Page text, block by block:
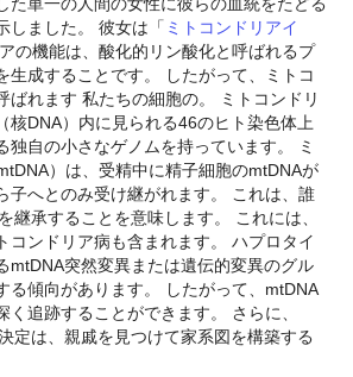
しました。 彼女は「 ミトコンドリアイ
の機能は、酸化的リン酸化と呼ばれるプ
生成することです。 したがって、ミトコ
ばれます 私たちの細胞の。 ミトコンドリ
核DNA）内に見られる46のヒト染色体上
独自の小さなゲノムを持っています。 ミ
）は、受精中に精子細胞のmtDNAが
子へとのみ受け継がれます。 これは、誰
継承することを意味します。 これには、
コンドリア病も含まれます。 ハプロタイ
mtDNA突然変異または遺伝的変異のグル
る傾向があります。 したがって、mtDNA
く追跡することができます。 さらに、
定は、親戚を見つけて家系図を構築する